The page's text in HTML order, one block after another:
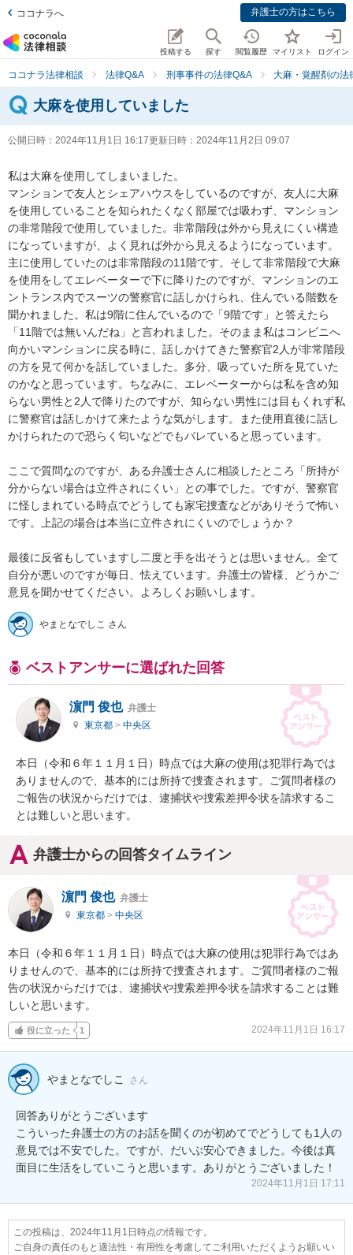
ココナラへ 弁護士の方はこちら
投稿する 探す 閲覧履歴 マイリスト ログイン
ココナラ法律相談 法律Q&A 刑事事件の法律Q&A 大麻・覚醒剤の法
大麻を使用していました
公開日時： 2024年11月1日 16:17更新日時： 2024年11月2日 09:07
私は大麻を使用してしまいました。
マンションで友人とシェアハウスをしているのですが、友人に大麻
を使用していることを知られたくなく部屋では吸わず、マンション
の非常階段で使用していました。非常階段は外から見えにくい構造
になっていますが、よく見れば外から見えるようになっています。
主に使用していたのは非常階段の11階です。そして非常階段で大麻
を使用をしてエレベーターで下に降りたのですが、マンションのエ
ントランス内でスーツの警察官に話しかけられ、住んでいる階数を
聞かれました。私は9階に住んでいるので「9階です」と答えたら
「11階では無いんだね」と言われました。そのまま私はコンビニへ
向かいマンションに戻る時に、話しかけてきた警察官2人が非常階段
の方を見て何かを話していました。多分、吸っていた所を見ていた
のかなと思っています。ちなみに、エレベーターからは私を含め知
らない男性と2人で降りたのですが、知らない男性には目もくれず私
に警察官は話しかけて来たような気がします。また使用直後に話し
かけられたので恐らく匂いなどでもバレていると思っています。
ここで質問なのですが、ある弁護士さんに相談したところ「所持が
分からない場合は立件されにくい」との事でした。ですが、警察官
に怪しまれている時点でどうしても家宅捜査などがありそうで怖い
です。上記の場合は本当に立件されにくいのでしょうか？
最後に反省もしていますし二度と手を出そうとは思いません。全て
自分が悪いのですが毎日、怯えています。弁護士の皆様、どうかご
意見を聞かせてください。よろしくお願いします。
やまとなでしこ さん
ベストアンサーに選ばれた回答
濵門 俊也 弁護士
東京都 > 中央区
本日（令和６年１１月１日）時点では大麻の使用は犯罪行為では
ありませんので、基本的には所持で捜査されます。ご質問者様の
ご報告の状況からだけでは、逮捕状や捜索差押令状を請求するこ
とは難しいと思います。
弁護士からの回答タイムライン
濵門 俊也 弁護士
東京都 > 中央区
本日（令和６年１１月１日）時点では大麻の使用は犯罪行為ではあ
りませんので、基本的には所持で捜査されます。ご質問者様のご報
告の状況からだけでは、逮捕状や捜索差押令状を請求することは難
しいと思います。
役に立った 1 2024年11月1日 16:17
やまとなでしこ さん
回答ありがとうございます
こういった弁護士の方のお話を聞くのが初めてでどうしても1人の
意見では不安でした。ですが、だいぶ安心できました。今後は真
面目に生活をしていこうと思います。ありがとうございました！
2024年11月1日 17:11
この投稿は、2024年11月1日時点の情報です。
ご自身の責任のもと適法性・有用性を考慮してご利用いただくようお願いい